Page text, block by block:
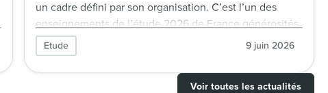
un cadre défini par son organisation. C’est l’un des
enseignements de l’étude 2026 de France générosités
sur l’usage de l’IA au sein des OSBL donnant des
tendances du secteur et des clés pour nourrir sa
réflexion sur le déploiement de l’IA au sein de son
Etude 9 juin 2026
Voir toutes les actualités